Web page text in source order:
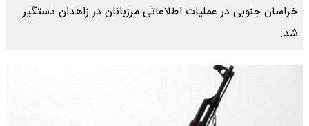
خراسان جنوبی در عملیات اطلاعاتی مرزبانان در زاهدان دستگیر
شد.